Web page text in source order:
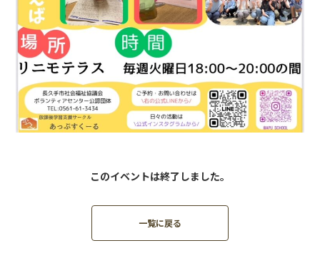
このイベントは終了しました。
一覧に戻る